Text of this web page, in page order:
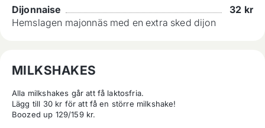
Dijonnaise
32 kr
Hemslagen majonnäs med en extra sked dijon
MILKSHAKES
Alla milkshakes går att få laktosfria.
Lägg till 30 kr för att få en större milkshake!
Boozed up 129/159 kr.